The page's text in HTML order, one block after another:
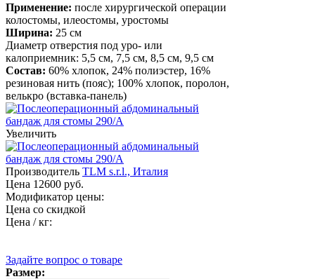
Применение: после хирургической операции
колостомы, илеостомы, уростомы
Ширина: 25 см
Диаметр отверстия под уро- или
калоприемник: 5,5 см, 7,5 см, 8,5 см, 9,5 см
Состав: 60% хлопок, 24% полиэстер, 16%
резиновая нить (пояс); 100% хлопок, поролон,
велькро (вставка-панель)
Увеличить
Производитель TLM s.r.l., Италия
Цена 12600 руб.
Модификатор цены:
Цена со скидкой
Цена / кг:
Задайте вопрос о товаре
Размер: